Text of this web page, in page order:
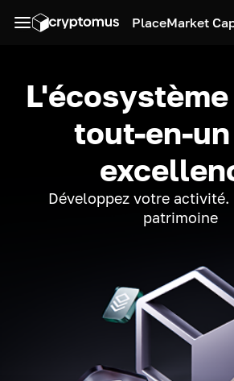
PlaceMarket
tout-en-
Développez votre activité.
patrimoine